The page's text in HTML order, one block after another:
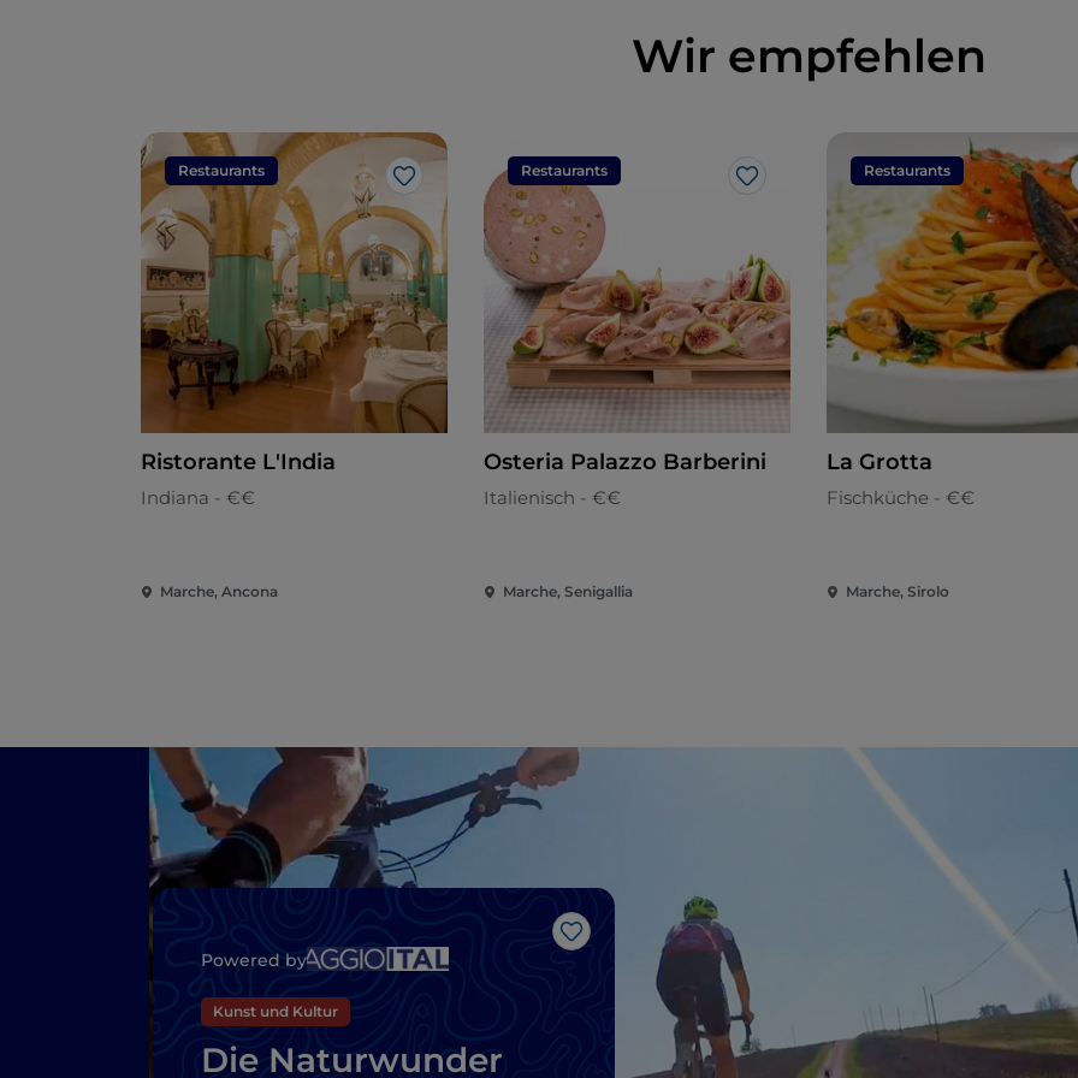
Wir empfehlen
Restaurants
Like
Ristorante L'India
Indiana - €€
Marche, Ancona
Restaurants
Like
Osteria Palazzo Barberini
Italienisch - €€
Marche, Senigallia
Restaurants
La Grotta
Fischküche - €€
Marche, Sirolo
Like
Powered by
Kunst und Kultur
Die Naturwunder